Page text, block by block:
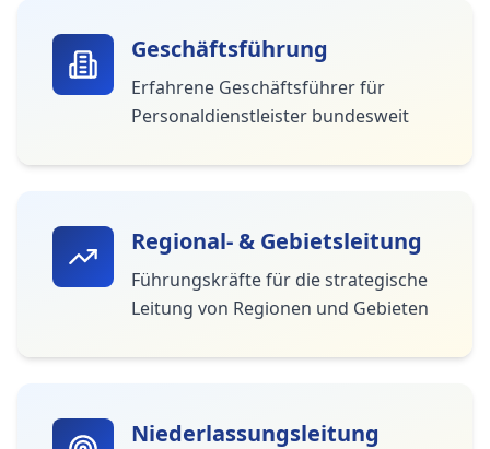
Geschäftsführung
Erfahrene Geschäftsführer für
Personaldienstleister bundesweit
Regional- & Gebietsleitung
Führungskräfte für die strategische
Leitung von Regionen und Gebieten
Niederlassungsleitung